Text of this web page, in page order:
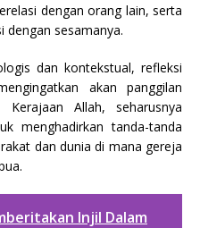
dengan orang lain, serta
dengan sesamanya.
dan kontekstual, refleksi
akan panggilan
Allah, seharusnya
menghadirkan tanda-tanda
dan dunia di mana gereja
Injil Dalam